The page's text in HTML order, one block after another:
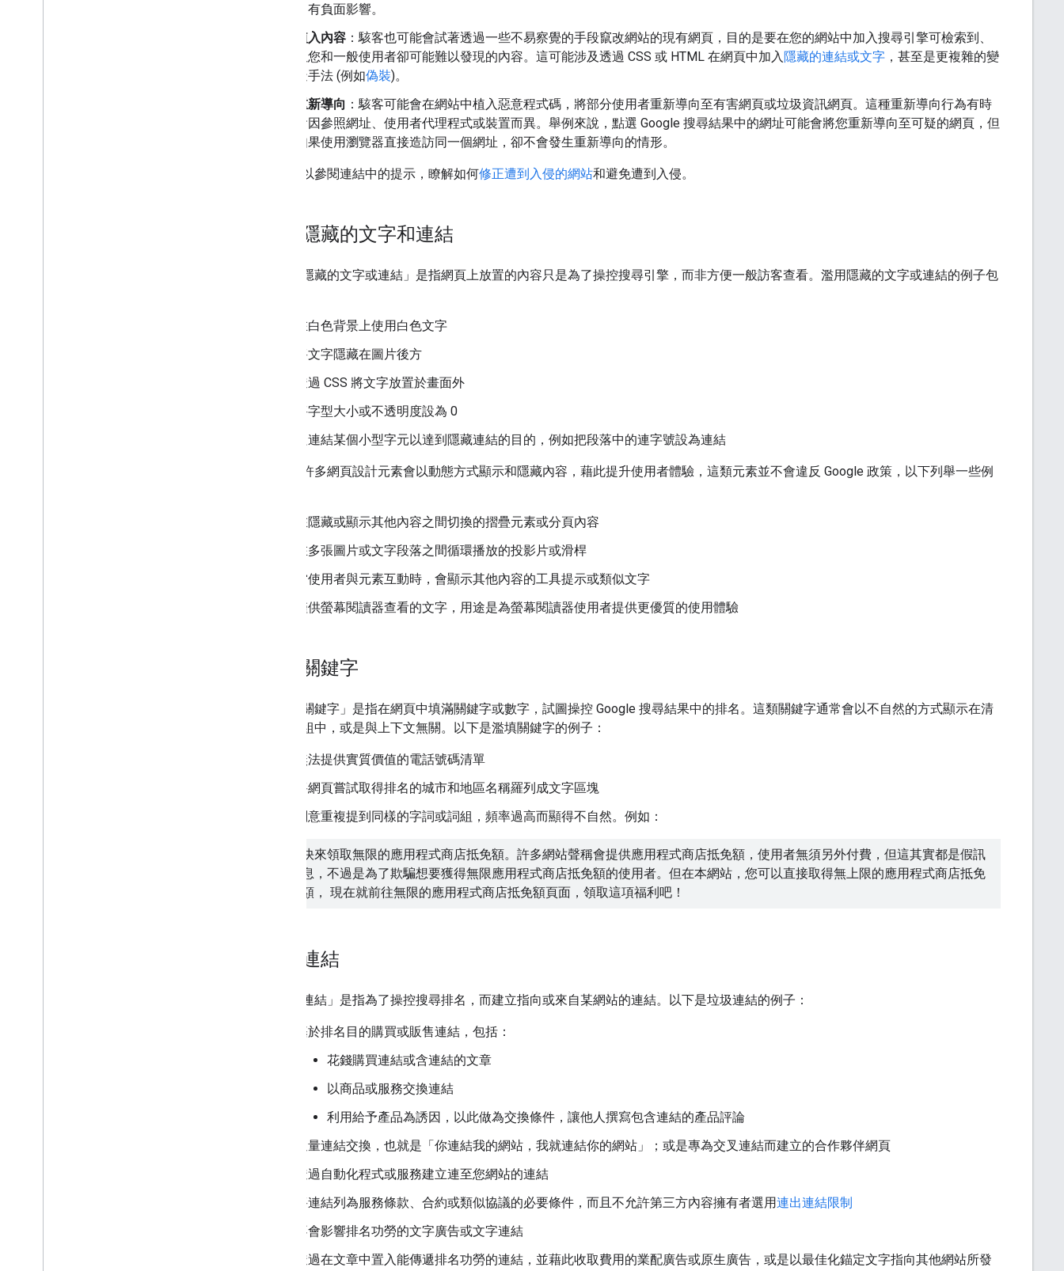
名有負面影響。
植入內容 ：駭客也可能會試著透過一些不易察覺的手段竄改網站的現有網頁，目的是要在您的網站中加入搜尋引擎可檢索到、
但您和一般使用者卻可能難以發現的內容。這可能涉及透過 CSS 或 HTML 在網頁中加入隱藏的連結或文字 ，甚至是更複雜的變
造手法 (例如偽裝)。
重新導向 ：駭客可能會在網站中植入惡意程式碼，將部分使用者重新導向至有害網頁或垃圾資訊網頁。這種重新導向行為有時
會因參照網址、使用者代理程式或裝置而異。舉例來說，點選 Google 搜尋結果中的網址可能會將您重新導向至可疑的網頁，但
如果使用瀏覽器直接造訪同一個網址，卻不會發生重新導向的情形。
您也可以參閱連結中的提示，瞭解如何修正遭到入侵的網站和避免遭到入侵。
濫用隱藏的文字和連結
「濫用隱藏的文字或連結」是指網頁上放置的內容只是為了操控搜尋引擎，而非方便一般訪客查看。濫用隱藏的文字或連結的例子包
在白色背景上使用白色文字
將文字隱藏在圖片後方
透過 CSS 將文字放置於畫面外
將字型大小或不透明度設為 0
只連結某個小型字元以達到隱藏連結的目的，例如把段落中的連字號設為連結
現今有許多網頁設計元素會以動態方式顯示和隱藏內容，藉此提升使用者體驗，這類元素並不會違反 Google 政策，以下列舉一些例
在隱藏或顯示其他內容之間切換的摺疊元素或分頁內容
在多張圖片或文字段落之間循環播放的投影片或滑桿
當使用者與元素互動時，會顯示其他內容的工具提示或類似文字
僅供螢幕閱讀器查看的文字，用途是為螢幕閱讀器使用者提供更優質的使用體驗
濫填關鍵字
「濫填關鍵字」是指在網頁中填滿關鍵字或數字，試圖操控 Google 搜尋結果中的排名。這類關鍵字通常會以不自然的方式顯示在清
單或群組中，或是與上下文無關。以下是濫填關鍵字的例子：
無法提供實質價值的電話號碼清單
將網頁嘗試取得排名的城市和地區名稱羅列成文字區塊
刻意重複提到同樣的字詞或詞組，頻率過高而顯得不自然。例如：
快來領取無限的應用程式商店抵免額。許多網站聲稱會提供應用程式商店抵免額，使用者無須另外付費，但這其實都是假訊
息，不過是為了欺騙想要獲得無限應用程式商店抵免額的使用者。但在本網站，您可以直接取得無上限的應用程式商店抵免
額， 現在就前往無限的應用程式商店抵免額頁面，領取這項福利吧！
垃圾連結
「垃圾連結」是指為了操控搜尋排名，而建立指向或來自某網站的連結。以下是垃圾連結的例子：
基於排名目的購買或販售連結，包括：
花錢購買連結或含連結的文章
以商品或服務交換連結
利用給予產品為誘因，以此做為交換條件，讓他人撰寫包含連結的產品評論
過量連結交換，也就是「你連結我的網站，我就連結你的網站」；或是專為交叉連結而建立的合作夥伴網頁
透過自動化程式或服務建立連至您網站的連結
將連結列為服務條款、合約或類似協議的必要條件，而且不允許第三方內容擁有者選用連出連結限制
不會影響排名功勞的文字廣告或文字連結
透過在文章中置入能傳遞排名功勞的連結，並藉此收取費用的業配廣告或原生廣告，或是以最佳化錨定文字指向其他網站所發